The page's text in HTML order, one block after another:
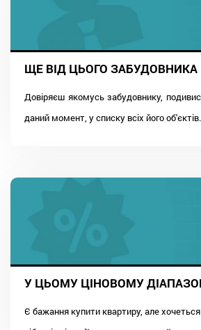
ЩЕ ВІД ЦЬОГО ЗАБУДОВНИКА
Довіряєш якомусь забудовнику,
даний момент, у списку всіх його
У ЦЬОМУ ЦІНОВОМУ
Є бажання купити квартиру, але